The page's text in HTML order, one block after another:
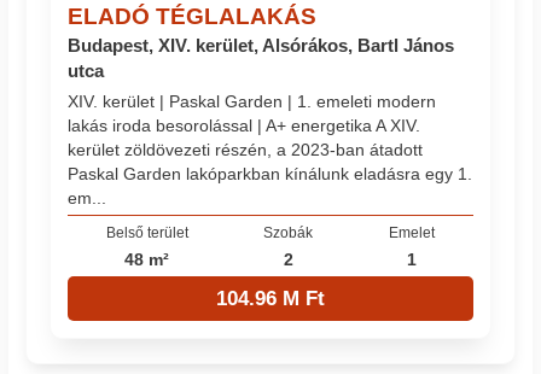
ELADÓ TÉGLALAKÁS
Budapest, XIV. kerület, Alsórákos, Bartl János
utca
XIV. kerület | Paskal Garden | 1. emeleti modern
lakás iroda besorolással | A+ energetika A XIV.
kerület zöldövezeti részén, a 2023-ban átadott
Paskal Garden lakóparkban kínálunk eladásra egy 1.
em...
Belső terület
48 m²
Szobák
2
Emelet
1
104.96 M Ft